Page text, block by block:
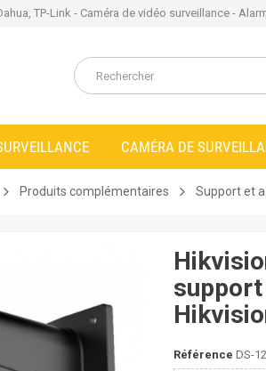
TP-Link - Caméra de vidéo surveillance -
CAMÉRA DE
Produits complémentaires Support et
Référence DS-